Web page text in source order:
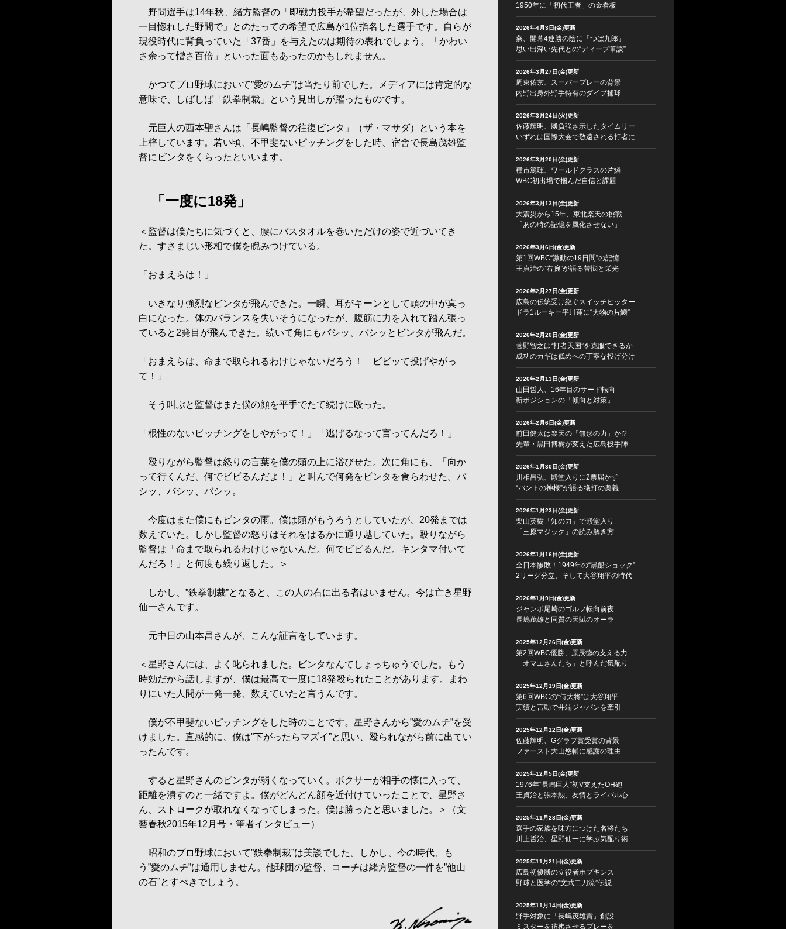
野間選手は14年秋、緒方監督の「即戦力投手が希望だったが、外した場合は
一目惚れした野間で」とのたっての希望で広島が1位指名した選手です。自らが
現役時代に背負っていた「37番」を与えたのは期待の表れでしょう。「かわい
さ余って憎さ百倍」といった面もあったのかもしれません。
かつてプロ野球において”愛のムチ”は当たり前でした。メディアには肯定的な
意味で、しばしば「鉄拳制裁」という見出しが躍ったものです。
元巨人の西本聖さんは「長嶋監督の往復ビンタ」（ザ・マサダ）という本を
上梓しています。若い頃、不甲斐ないピッチングをした時、宿舎で長島茂雄監
督にビンタをくらったといいます。
「一度に18発」
＜監督は僕たちに気づくと、腰にバスタオルを巻いただけの姿で近づいてき
た。すさまじい形相で僕を睨みつけている。
「おまえらは！」
いきなり強烈なビンタが飛んできた。一瞬、耳がキーンとして頭の中が真っ
白になった。体のバランスを失いそうになったが、腹筋に力を入れて踏ん張っ
ていると2発目が飛んできた。続いて角にもバシッ、バシッとビンタが飛んだ。
「おまえらは、命まで取られるわけじゃないだろう！ ビビッて投げやがっ
て！」
そう叫ぶと監督はまた僕の顔を平手でたて続けに殴った。
「根性のないピッチングをしやがって！」「逃げるなって言ってんだろ！」
殴りながら監督は怒りの言葉を僕の頭の上に浴びせた。次に角にも、「向か
って行くんだ、何でビビるんだよ！」と叫んで何発をビンタを食らわせた。バ
シッ、バシッ、バシッ。
今度はまた僕にもビンタの雨。僕は頭がもうろうとしていたが、20発までは
数えていた。しかし監督の怒りはそれをはるかに通り越していた。殴りながら
監督は「命まで取られるわけじゃないんだ。何でビビるんだ。キンタマ付いて
んだろ！」と何度も繰り返した。＞
しかし、”鉄拳制裁”となると、この人の右に出る者はいません。今は亡き星野
仙一さんです。
元中日の山本昌さんが、こんな証言をしています。
＜星野さんには、よく叱られました。ビンタなんてしょっちゅうでした。もう
時効だから話しますが、僕は最高で一度に18発殴られたことがあります。まわ
りにいた人間が一発一発、数えていたと言うんです。
僕が不甲斐ないピッチングをした時のことです。星野さんから”愛のムチ”を受
けました。直感的に、僕は”下がったらマズイ”と思い、殴られながら前に出てい
ったんです。
すると星野さんのビンタが弱くなっていく。ボクサーが相手の懐に入って、
距離を潰すのと一緒ですよ。僕がどんどん顔を近付けていったことで、星野さ
ん、ストロークが取れなくなってしまった。僕は勝ったと思いました。＞（文
藝春秋2015年12月号・筆者インタビュー）
昭和のプロ野球において”鉄拳制裁”は美談でした。しかし、今の時代、も
う”愛のムチ”は通用しません。他球団の監督、コーチは緒方監督の一件を”他山
の石”とすべきでしょう。
1950年に「初代王者」の金看板
2026年4月3日(金)更新
燕、開幕4連勝の陰に「つば九郎」
思い出深い先代との“ディープ筆談”
2026年3月27日(金)更新
周東佑京、スーパープレーの背景
内野出身外野手特有のダイブ捕球
2026年3月24日(火)更新
佐藤輝明、勝負強さ示したタイムリー
いずれは国際大会で敬遠される打者に
2026年3月20日(金)更新
種市篤暉、ワールドクラスの片鱗
WBC初出場で掴んだ自信と課題
2026年3月13日(金)更新
大震災から15年、東北楽天の挑戦
「あの時の記憶を風化させない」
2026年3月6日(金)更新
第1回WBC“激動の19日間”の記憶
王貞治の“右腕”が語る苦悩と栄光
2026年2月27日(金)更新
広島の伝統受け継ぐスイッチヒッター
ドラ1ルーキー平川蓮に“大物の片鱗”
2026年2月20日(金)更新
菅野智之は“打者天国”を克服できるか
成功のカギは低めへの丁寧な投げ分け
2026年2月13日(金)更新
山田哲人、16年目のサード転向
新ポジションの「傾向と対策」
2026年2月6日(金)更新
前田健太は楽天の「無形の力」か!?
先輩・黒田博樹が変えた広島投手陣
2026年1月30日(金)更新
川相昌弘、殿堂入りに2票届かず
“バントの神様”が語る犠打の奥義
2026年1月23日(金)更新
栗山英樹「知の力」で殿堂入り
「三原マジック」の読み解き方
2026年1月16日(金)更新
全日本惨敗！1949年の“黒船ショック”
2リーグ分立、そして大谷翔平の時代
2026年1月9日(金)更新
ジャンボ尾崎のゴルフ転向前夜
長嶋茂雄と同質の天賦のオーラ
2025年12月26日(金)更新
第2回WBC優勝、原辰徳の支える力
「オマエさんたち」と呼んだ気配り
2025年12月19日(金)更新
第6回WBCの“侍大将”は大谷翔平
実績と言動で井端ジャパンを牽引
2025年12月12日(金)更新
佐藤輝明、Gグラブ賞受賞の背景
ファースト大山悠輔に感謝の理由
2025年12月5日(金)更新
1976年“長嶋巨人”初V支えたOH砲
王貞治と張本勲、友情とライバル心
2025年11月28日(金)更新
選手の家族を味方につけた名将たち
川上哲治、星野仙一に学ぶ気配り術
2025年11月21日(金)更新
広島初優勝の立役者ホプキンス
野球と医学の“文武二刀流”伝説
2025年11月14日(金)更新
野手対象に「長嶋茂雄賞」創設
ミスターを彷彿させるプレーを